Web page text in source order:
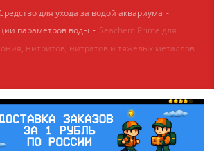
для ухода за водой аквариума -
параметров воды - Seachem Prime для
нитритов, нитратов и тяжелых металлов